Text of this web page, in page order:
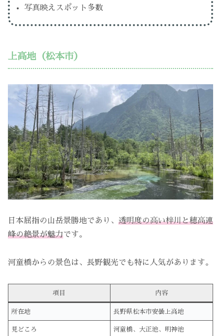
写真映えスポット多数
上高地（松本市）
日本屈指の山岳景勝地であり、 透明度の高い梓川と穂高連
峰の絶景が魅力です。
河童橋からの景色は、長野観光でも特に人気があります。
項目 内容
所在地 長野県松本市安曇上高地
見どころ 河童橋、大正池、明神池